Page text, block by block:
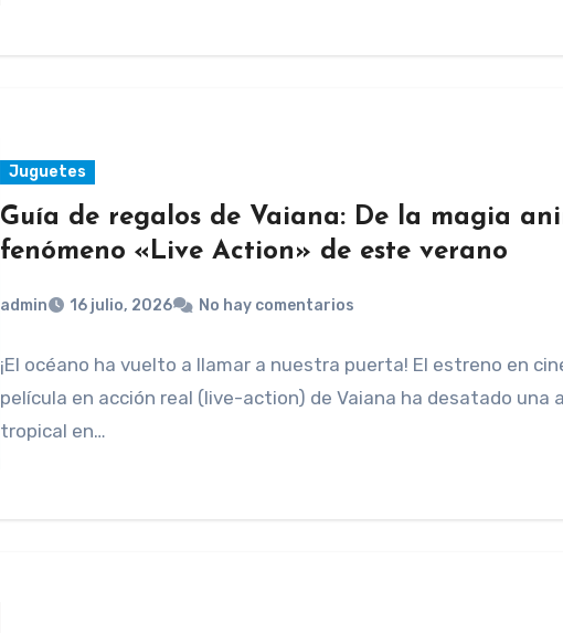
Juguetes
Guía de regalos de Vaiana: De la magia
fenómeno «Live Action» de este verano
admin 16 julio, 2026 No hay comentarios
¡El océano ha vuelto a llamar a nuestra puerta! El estreno en
película en acción real (live-action) de Vaiana ha desatado una
tropical en…